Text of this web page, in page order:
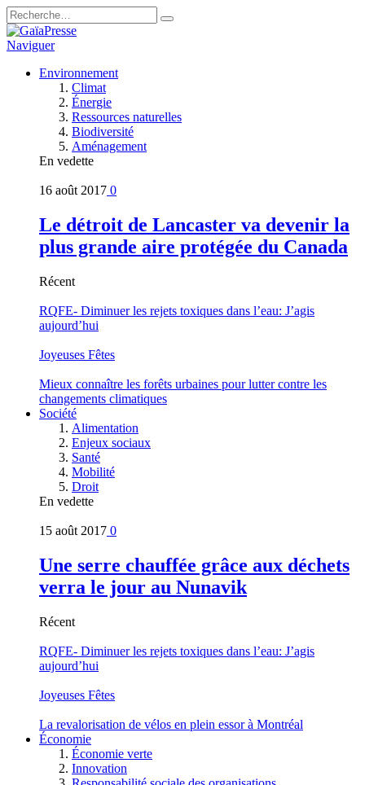
Naviguer
Environnement
Climat
Énergie
Ressources naturelles
Biodiversité
Aménagement
En vedette
16 août 2017 0
Le détroit de Lancaster va devenir la
plus grande aire protégée du Canada
Récent
RQFE- Diminuer les rejets toxiques dans l’eau: J’agis
aujourd’hui
Joyeuses Fêtes
Mieux connaître les forêts urbaines pour lutter contre les
changements climatiques
Société
Alimentation
Enjeux sociaux
Santé
Mobilité
Droit
En vedette
15 août 2017 0
Une serre chauffée grâce aux déchets
verra le jour au Nunavik
Récent
RQFE- Diminuer les rejets toxiques dans l’eau: J’agis
aujourd’hui
Joyeuses Fêtes
La revalorisation de vélos en plein essor à Montréal
Économie
Économie verte
Innovation